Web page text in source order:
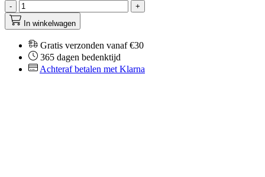
-
+
In winkelwagen
Gratis verzonden vanaf €30
365 dagen bedenktijd
Achteraf betalen met Klarna